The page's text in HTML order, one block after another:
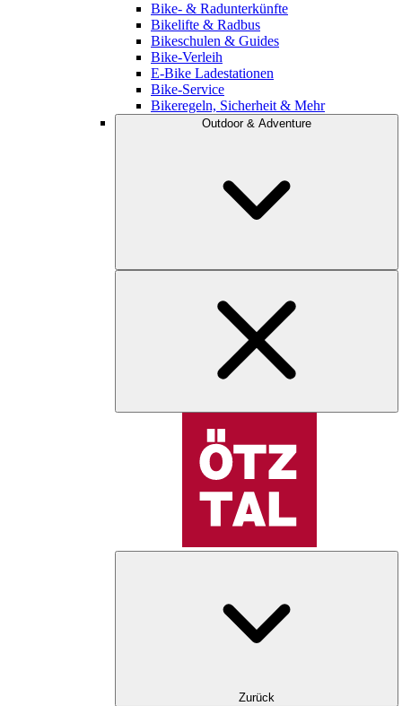
Bike- & Radunterkünfte
Bikelifte & Radbus
Bikeschulen & Guides
Bike-Verleih
E-Bike Ladestationen
Bike-Service
Bikeregeln, Sicherheit & Mehr
Outdoor & Adventure
Zurück